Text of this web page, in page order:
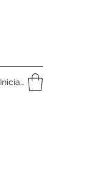
Iniciar sesión